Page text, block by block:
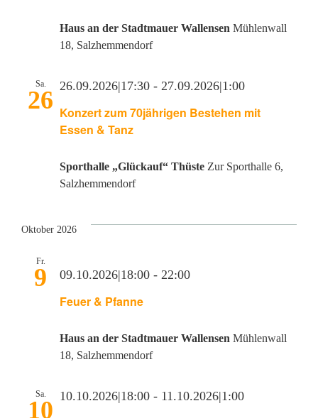
Haus an der Stadtmauer Wallensen Mühlenwall
18, Salzhemmendorf
Sa.
26 Konzert zum 70jährigen Bestehen mit
Essen & Tanz
26.09.2026|17:30 - 27.09.2026|1:00
Sporthalle „Glückauf“ Thüste Zur Sporthalle 6,
Salzhemmendorf
Oktober 2026
Fr.
9
Feuer & Pfanne
09.10.2026|18:00 - 22:00
Haus an der Stadtmauer Wallensen Mühlenwall
18, Salzhemmendorf
Sa.
10 10.10.2026|18:00 - 11.10.2026|1:00